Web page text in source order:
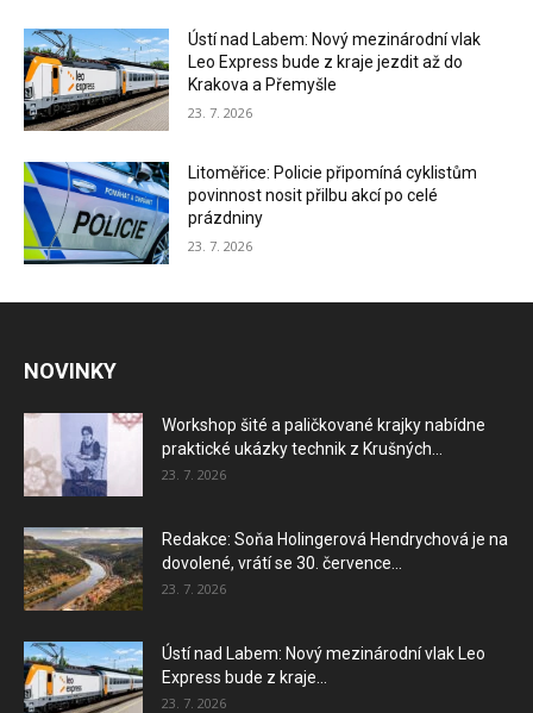
Ústí nad Labem: Nový mezinárodní vlak
Leo Express bude z kraje jezdit až do
Krakova a Přemyšle
23. 7. 2026
Litoměřice: Policie připomíná cyklistům
povinnost nosit přilbu akcí po celé
prázdniny
23. 7. 2026
NOVINKY
Workshop šité a paličkované krajky nabídne
praktické ukázky technik z Krušných...
23. 7. 2026
Redakce: Soňa Holingerová Hendrychová je na
dovolené, vrátí se 30. července...
23. 7. 2026
Ústí nad Labem: Nový mezinárodní vlak Leo
Express bude z kraje...
23. 7. 2026